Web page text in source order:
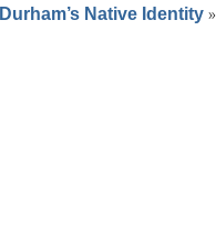
Native Identity »